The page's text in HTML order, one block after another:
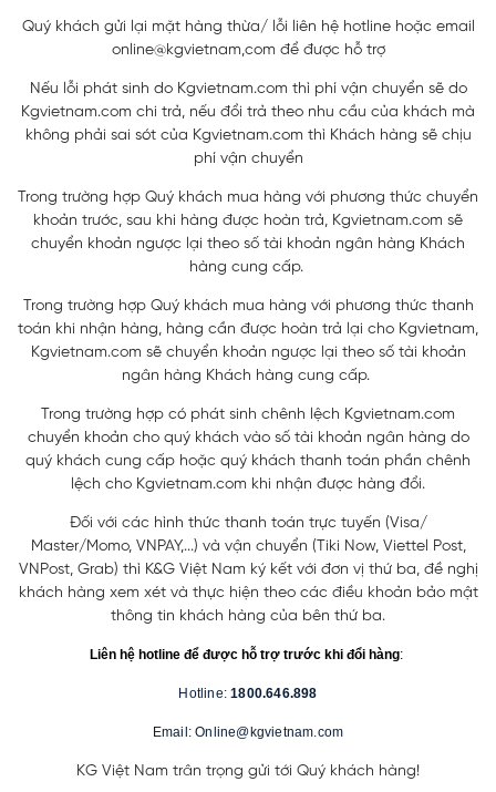
Quý khách gửi lại mặt hàng thừa/ lỗi liên hệ hotline hoặc email
online@kgvietnam,com để được hỗ trợ
Nếu lỗi phát sinh do Kgvietnam.com thì phí vận chuyển sẽ do
Kgvietnam.com chi trả, nếu đổi trả theo nhu cầu của khách mà
không phải sai sót của Kgvietnam.com thì Khách hàng sẽ chịu
phí vận chuyển
Trong trường hợp Quý khách mua hàng với phương thức chuyển
khoản trước, sau khi hàng được hoàn trả, Kgvietnam.com sẽ
chuyển khoản ngược lại theo số tài khoản ngân hàng Khách
hàng cung cấp.
Trong trường hợp Quý khách mua hàng với phương thức thanh
toán khi nhận hàng, hàng cần được hoàn trả lại cho Kgvietnam,
Kgvietnam.com sẽ chuyển khoản ngược lại theo số tài khoản
ngân hàng Khách hàng cung cấp.
Trong trường hợp có phát sinh chênh lệch Kgvietnam.com
chuyển khoản cho quý khách vào số tài khoản ngân hàng do
quý khách cung cấp hoặc quý khách thanh toán phần chênh
lệch cho Kgvietnam.com khi nhận được hàng đổi.
Đối với các hình thức thanh toán trực tuyến (Visa/
Master/Momo, VNPAY,...) và vận chuyển (Tiki Now, Viettel Post,
VNPost, Grab) thì K&G Việt Nam ký kết với đơn vị thứ ba, đề nghị
khách hàng xem xét và thực hiện theo các điều khoản bảo mật
thông tin khách hàng của bên thứ ba.
Liên hệ hotline để được hỗ trợ trước khi đổi hàng:
Hotline:1800.646.898
Email: Online@kgvietnam.com
KG Việt Nam trân trọng gửi tới Quý khách hàng!